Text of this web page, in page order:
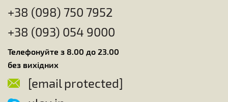
+38 (098) 750 7952
+38 (093) 054 9000
Телефонуйте з 8.00 до 23.00
без вихідних
[email protected]